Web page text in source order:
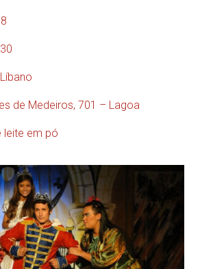
de Medeiros, 701 – Lagoa
leite em pó